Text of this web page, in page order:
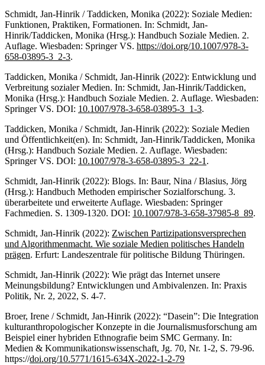
Schmidt, Jan-Hinrik / Taddicken, Monika (2022): Soziale Medien:
Funktionen, Praktiken, Formationen. In: Schmidt, Jan-
Hinrik/Taddicken, Monika (Hrsg.): Handbuch Soziale Medien. 2.
Auflage. Wiesbaden: Springer VS. https://doi.org/10.1007/978-3-
658-03895-3_2-3.
Taddicken, Monika / Schmidt, Jan-Hinrik (2022): Entwicklung und
Verbreitung sozialer Medien. In: Schmidt, Jan-Hinrik/Taddicken,
Monika (Hrsg.): Handbuch Soziale Medien. 2. Auflage. Wiesbaden:
Springer VS. DOI: 10.1007/978-3-658-03895-3_1-3.
Taddicken, Monika / Schmidt, Jan-Hinrik (2022): Soziale Medien
und Öffentlichkeit(en). In: Schmidt, Jan-Hinrik/Taddicken, Monika
(Hrsg.): Handbuch Soziale Medien. 2. Auflage. Wiesbaden:
Springer VS. DOI: 10.1007/978-3-658-03895-3_22-1 .
Schmidt, Jan-Hinrik (2022): Blogs. In: Baur, Nina / Blasius, Jörg
(Hrsg.): Handbuch Methoden empirischer Sozialforschung. 3.
überarbeitete und erweiterte Auflage. Wiesbaden: Springer
Fachmedien. S. 1309-1320. DOI: 10.1007/978-3-658-37985-8_89.
Schmidt, Jan-Hinrik (2022): Zwischen Partizipationsversprechen
und Algorithmenmacht. Wie soziale Medien politisches Handeln
prägen. Erfurt: Landeszentrale für politische Bildung Thüringen.
Schmidt, Jan-Hinrik (2022): Wie prägt das Internet unsere
Meinungsbildung? Entwicklungen und Ambivalenzen. In: Praxis
Politik, Nr. 2, 2022, S. 4-7.
Broer, Irene / Schmidt, Jan-Hinrik (2022): “Dasein”: Die Integration
kulturanthropologischer Konzepte in die Journalismusforschung am
Beispiel einer hybriden Ethnografie beim SMC Germany. In:
Medien & Kommunikationswissenschaft, Jg. 70, Nr. 1-2, S. 79-96.
https://doi.org/10.5771/1615-634X-2022-1-2-79